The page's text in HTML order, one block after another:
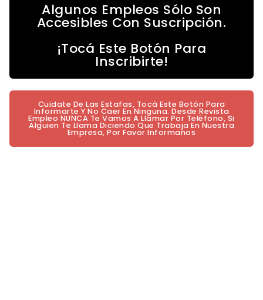
Algunos Empleos Sólo Son
Accesibles Con Suscripción.
¡Tocá Este Botón Para
Inscribirte!
Cuidate De Las Estafas, Tocá Este Botón Para
Informarte Y No Caer En Ninguna. Desde Revista
Empleo NUNCA Te Vamos A Llamar Por Teléfono, Si
Alguien Te Llama Diciendo Que Trabaja En Nuestra
Empresa, Por Favor Informanos